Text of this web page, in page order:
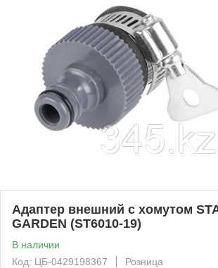
Адаптер внешний с хомутом
GARDEN (ST6010-19)
В наличии
Код: ЦБ-0429198367
Розница